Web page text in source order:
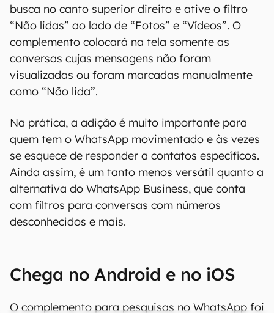
busca no canto superior direito e ative o filtro
“Não lidas” ao lado de “Fotos” e “Vídeos”. O
complemento colocará na tela somente as
conversas cujas mensagens não foram
visualizadas ou foram marcadas manualmente
como “Não lida”.
Na prática, a adição é muito importante para
quem tem o WhatsApp movimentado e às vezes
se esquece de responder a contatos específicos.
Ainda assim, é um tanto menos versátil quanto a
alternativa do WhatsApp Business, que conta
com filtros para conversas com números
desconhecidos e mais.
Chega no Android e no iOS
O complemento para pesquisas no WhatsApp foi